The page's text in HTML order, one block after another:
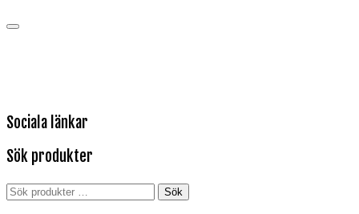
Sociala länkar
Sök produkter
Sök
Sök